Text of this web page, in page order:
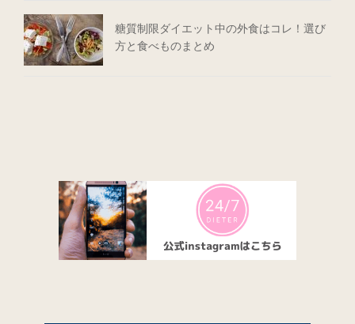
糖質制限ダイエット中の外食はコレ！選び
方と食べものまとめ